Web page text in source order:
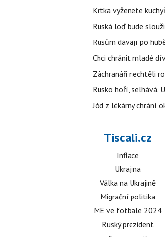
Krtka vyženete
Ruská loď bude
Rusům dávají po
Chci chránit mladé
Záchranáři nechtěli
Rusko hoří, selhává.
Jód z lékárny chrání
Tiscali.cz
Inflace
Ukrajina
Válka na Ukrajině
Migrační politika
ME ve fotbale 2024
Ruský prezident